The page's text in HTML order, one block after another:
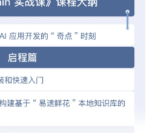
你从各个角度吃透 LangChain 精
流程，以及如何进行快速的入门
使用 LangChain 来构建一个基
智能问答系统，让你直接感受